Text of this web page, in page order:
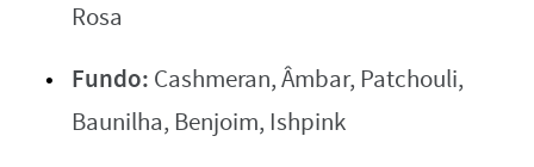
Rosa
Fundo: Cashmeran, Âmbar, Patchouli,
Baunilha, Benjoim, Ishpink